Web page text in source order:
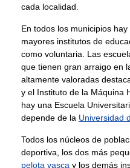
cada localidad.
En todos los municipios
mayores institutos de
como voluntaria. Las
que tienen gran arraigo en
altamente valoradas
y el Instituto de la Máquina
hay una Escuela
depende de la Universidad
Todos los núcleos de
deportiva, los dos más
pelota vasca y los demás